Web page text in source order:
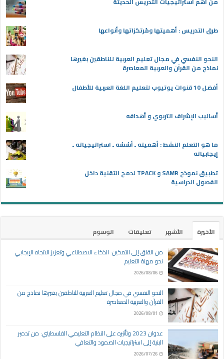
طرق التدريس : أهميتها ومُرتكزاتها وأنواعها
النحو النفسي في مجال تعليم العربية للناطقين بغيرها
نماذج من القرآن والعربية المعاصرة
أفضل 10 قنوات يوتيوب لتعليم اللغة العربية للأطفال
أساليب الإشراف التربوي و أهدافه
ما هو التعلم النشط : أهميته ـ أسُسُه ـ استراتيجياته ـ
إيجابياته
تطبيق نموذج SAMR و TPACK لدمج التقنية داخل
الفصول الدراسية
الأخيرة الأشهر تعليقات
الوسوم
من القلق إلى التمكين: الذكاء الاصطناعي وتعزيز الاتجاه الإيجابي
نحو مهنة التعليم
2026/08/06
النحو النفسي في مجال تعليم العربية للناطقين بغيرها نماذج من
القرآن والعربية المعاصرة
2026/08/01
عدوان 2023 وتأثيره على النظام التعليمي الفلسطيني: من تدمير
البنية إلى استراتيجيات الصمود والتعافي
2026/07/26